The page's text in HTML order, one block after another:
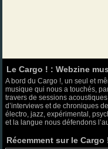
Le Cargo ! : Webzine
A bord du Cargo !, un seul et
musique qui nous a touchés,
travers de sessions
d’interviews et de chroniques
électro, jazz, expérimental,
et la langue nous défendons
Récemment sur le Cargo